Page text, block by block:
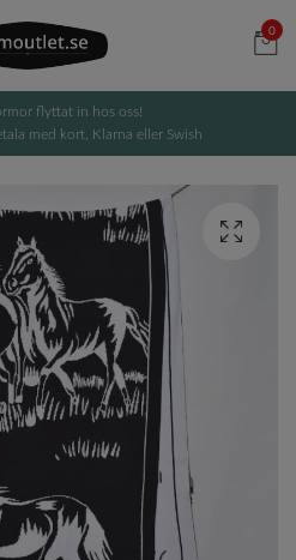
0
flyttat in hos oss!
med kort, Klarna eller Swish